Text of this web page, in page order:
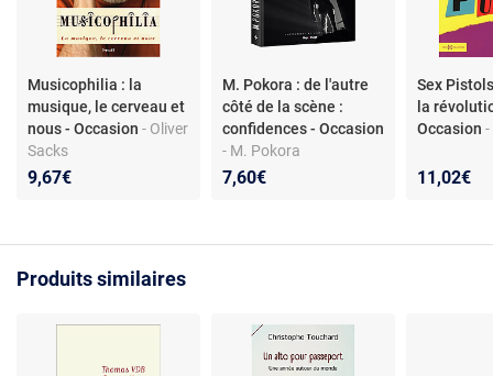
Musicophilia : la
musique, le cerveau et
nous - Occasion - Oliver
Sacks
9,67€
M. Pokora : de l'autre
côté de la scène :
confidences - Occasion
- M. Pokora
7,60€
Sex
la
Occasion
11,02€
Produits similaires